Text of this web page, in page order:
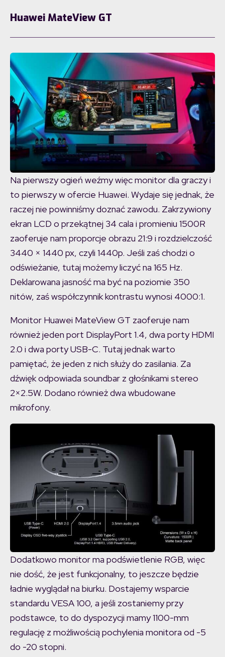
Huawei MateView GT
Na pierwszy ogień weźmy więc monitor dla graczy i
to pierwszy w ofercie Huawei. Wydaje się jednak, że
raczej nie powinniśmy doznać zawodu. Zakrzywiony
ekran LCD o przekątnej 34 cala i promieniu 1500R
zaoferuje nam proporcje obrazu 21:9 i rozdzielczość
3440 × 1440 px, czyli 1440p. Jeśli zaś chodzi o
odświeżanie, tutaj możemy liczyć na 165 Hz.
Deklarowana jasność ma być na poziomie 350
nitów, zaś współczynnik kontrastu wynosi 4000:1.
Monitor Huawei MateView GT zaoferuje nam
również jeden port DisplayPort 1.4, dwa porty HDMI
2.0 i dwa porty USB-C. Tutaj jednak warto
pamiętać, że jeden z nich służy do zasilania. Za
dźwięk odpowiada soundbar z głośnikami stereo
2×2.5W. Dodano również dwa wbudowane
mikrofony.
Dodatkowo monitor ma podświetlenie RGB, więc
nie dość, że jest funkcjonalny, to jeszcze będzie
ładnie wyglądał na biurku. Dostajemy wsparcie
standardu VESA 100, a jeśli zostaniemy przy
podstawce, to do dyspozycji mamy 1100-mm
regulację z możliwością pochylenia monitora od -5
do -20 stopni.